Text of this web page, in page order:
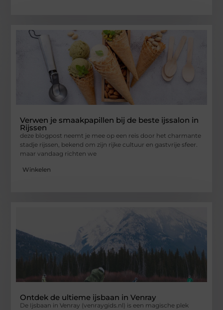
Verwen je smaakpapillen bij de beste ijssalon in
Rijssen
deze blogpost neemt je mee op een reis door het charmante
stadje rijssen, bekend om zijn rijke cultuur en gastvrije sfeer.
maar vandaag richten we
Winkelen
Ontdek de ultieme ijsbaan in Venray
De Ijsbaan in Venray (venraygids.nl) is een magische plek